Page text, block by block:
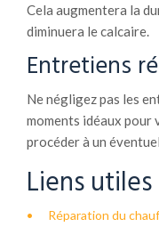
Cela augmentera la
diminuera le calcaire.
Entretiens
Ne négligez pas les
moments idéaux
procéder à un
Liens utiles
Réparation du